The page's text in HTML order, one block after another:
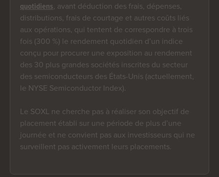
quotidiens, avant déduction des frais, dépenses,
distributions, frais de courtage et autres coûts liés
aux opérations, qui tentent de correspondre à trois
fois (300 %) le rendement quotidien d’un indice
conçu pour procurer une exposition au rendement
des 30 plus grandes sociétés inscrites du secteur
des semiconducteurs des États-Unis (actuellement,
le NYSE Semiconductor Index).
Le SOXL ne cherche pas à réaliser son objectif de
placement établi sur une période de plus d’une
journée et ne convient pas aux investisseurs qui ne
surveillent pas activement leurs placements.